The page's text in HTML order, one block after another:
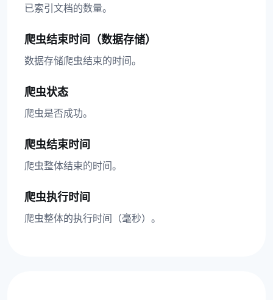
已索引文档的数量。
爬虫结束时间（数据存储）
数据存储爬虫结束的时间。
爬虫状态
爬虫是否成功。
爬虫结束时间
爬虫整体结束的时间。
爬虫执行时间
爬虫整体的执行时间（毫秒）。